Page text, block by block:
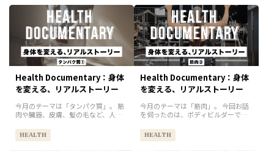
ン...
Health Documentary：身体
を変える、リアルストーリー
今月のテーマは「タンパク質」。 筋
肉や臓器、皮膚、髪の毛など、人の
質。不足すると筋肉量や代謝の低
下、免疫力の低下につながり、十分
HEALTH
Health Documentary：身体
を変える、リアルストーリー
今月のテーマは「筋肉」。 今回お話
を伺ったのは、ボディビルダーであ
FUJI）、そして一児の母という3つの
顔を持つ森川真帆(まほ)さん。今年7
HEALTH